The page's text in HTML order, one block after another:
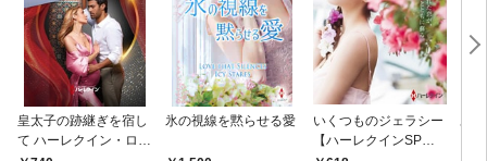
皇太子の跡継ぎを宿し
て ハーレクイン・ロマ
氷の視線を黙らせる愛
いくつものジェラシー
【ハーレクインSP文
あ